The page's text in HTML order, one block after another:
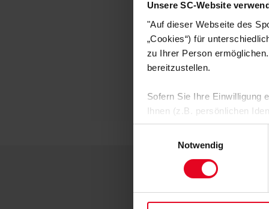
Unsere SC-Website
"Auf dieser Webseite des
„Cookies“) für
zu Ihrer Person
bereitzustellen.
Sofern Sie Ihre Einwilligung
Ihnen (z.B. persönlichen
zulassen“-Button stimmen
personenbezogenen Daten
Soweit Sie „Notwendige
Notwendig